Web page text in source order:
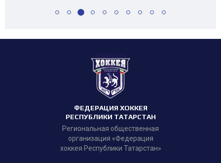
ФЕДЕРАЦИЯ ХОККЕЯ
РЕСПУБЛИКИ ТАТАРСТАН
Региональная общественная
организация «Федерация
хоккея Республики Татарстан»